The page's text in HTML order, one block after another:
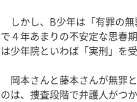
しかし、B少年は「有罪の
で４年あまりの不安定な思春
は少年院といわば「実刑」を受
岡本さんと藤本さんが無罪
のは、捜査段階で弁護人がつ